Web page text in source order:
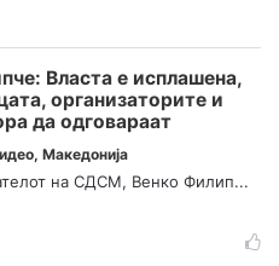
Власта е исплашена,
организаторите и
да одговараат
, Македонија
на СДСМ, Венко Филип...